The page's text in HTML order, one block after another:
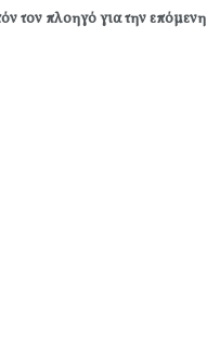
τον πλοηγό για την επόμενη